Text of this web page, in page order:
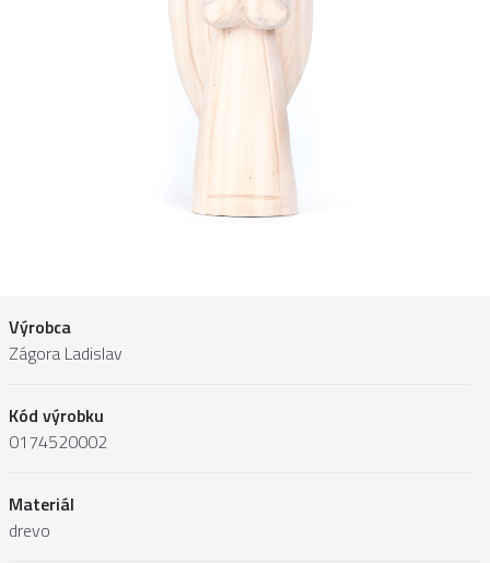
Výrobca
Zágora Ladislav
Kód výrobku
0174520002
Materiál
drevo